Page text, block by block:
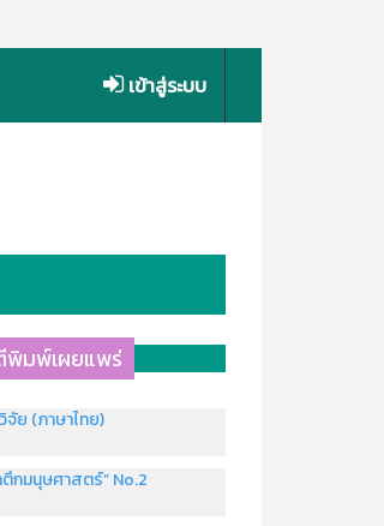
เข้าสู่ระบบ
พิมพ์เผยแพร่
จัย (ภาษาไทย)
กมนุษศาสตร์” No.2